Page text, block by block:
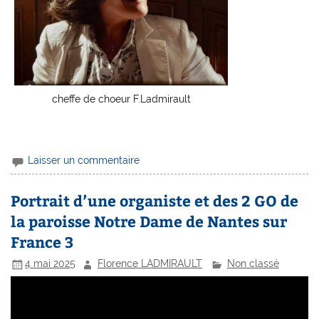
cheffe de choeur F.Ladmirault
Laisser un commentaire
Portrait d’une organiste et des 2 GO de
la paroisse Notre Dame de Nantes sur
France 3
4 mai 2025 Florence LADMIRAULT Non classé